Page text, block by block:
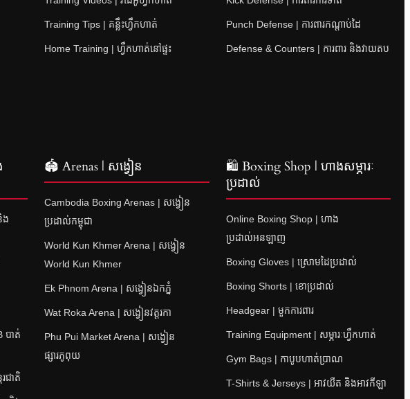
Training Tips | គន្លឹះហ្វឹកហាត់
Home Training | ហ្វឹកហាត់នៅផ្ទះ
Punch Defense | ការពារកណ្តាប់ដៃ
Defense & Counters | ការពារ និងវាយតប
ង
បាត់
ជាតិ
🏟 Arenas | សង្វៀន
Cambodia Boxing Arenas | សង្វៀន
ប្រដាល់កម្ពុជា
World Kun Khmer Arena | សង្វៀន
World Kun Khmer
Ek Phnom Arena | សង្វៀនឯកភ្នំ
Wat Roka Arena | សង្វៀនវត្តរកា
Phu Pui Market Arena | សង្វៀន
ផ្សារភូពុយ
🛍 Boxing Shop | ហាងសម្ភារៈ
ប្រដាល់
Online Boxing Shop | ហាង
ប្រដាល់អនឡាញ
Boxing Gloves | ស្រោមដៃប្រដាល់
Boxing Shorts | ខោប្រដាល់
Headgear | មួកការពារ
Training Equipment | សម្ភារៈហ្វឹកហាត់
Gym Bags | កាបូបហាត់ប្រាណ
T-Shirts & Jerseys | អាវយឺត និងអាវកីឡា